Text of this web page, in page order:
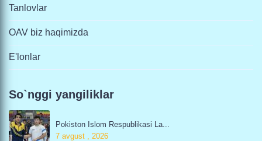
Tanlovlar
OAV biz haqimizda
E'lonlar
So`nggi yangiliklar
Pokiston Islom Respublikasi La...
7 avgust , 2026